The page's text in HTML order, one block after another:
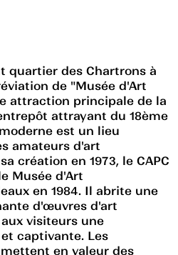
quartier des Chartrons à
de "Musée d'Art
attraction principale de la
attrayant du 18ème
est un lieu
amateurs d'art
création en 1973, le CAPC
Musée d'Art
en 1984. Il abrite une
d'œuvres d'art
visiteurs une
captivante. Les
en valeur des